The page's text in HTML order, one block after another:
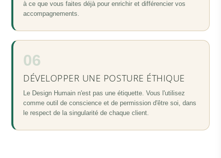
à ce que vous faites déjà pour enrichir et différencier vos
accompagnements.
06
DÉVELOPPER UNE POSTURE ÉTHIQUE
Le Design Humain n'est pas une étiquette. Vous l'utilisez
comme outil de conscience et de permission d'être soi, dans
le respect de la singularité de chaque client.